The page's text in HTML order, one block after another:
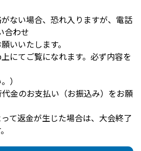
ない場合、恐れ入りますが、電話
合わせ
いいたします。
にてご覧になれます。必ず内容を
）
金のお支払い（お振込み）をお願
て返金が生じた場合は、大会終了